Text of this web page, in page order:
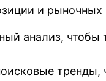
и
анализ, чтобы
тренды,